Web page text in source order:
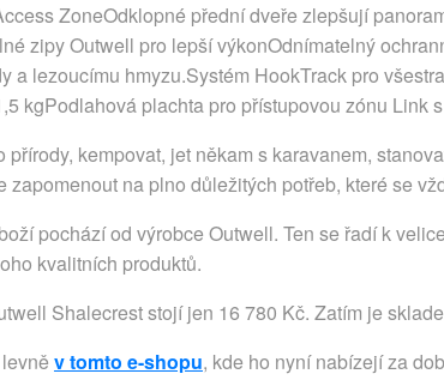
ZoneOdklopné přední dveře zlepšují
zipy Outwell pro lepší výkonOdnímatelný
a lezoucímu hmyzu.Systém HookTrack pro
kgPodlahová plachta pro přístupovou zónu Link
přírody, kempovat, jet někam s karavanem,
zapomenout na plno důležitých potřeb, které se
pochází od výrobce Outwell. Ten se řadí k
kvalitních produktů.
Shalecrest stojí jen 16 780 Kč. Zatím je
v tomto e-shopu, kde ho nyní nabízejí za